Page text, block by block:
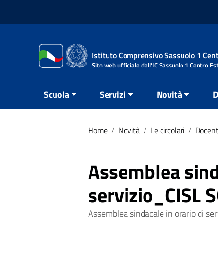
Istituto Comprensivo Sassuolo 1
Sito web ufficiale dell'IC Sassuolo 1 Centro Est
Scuola Servizi Novità
Home / Novità / Le circolari /
Assemblea
servizio_CISL
Assemblea sindacale in orario di